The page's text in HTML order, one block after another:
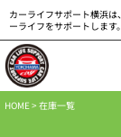
カーライフサポート横浜
ーライフをサポートします。
HOME> 在庫一覧